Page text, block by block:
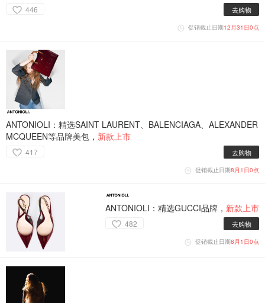
446 去购物
促销截止日期12月31日0点
ANTONIOLI：精选SAINT LAURENT、BALENCIAGA、ALEXANDER
MCQUEEN等品牌美包， 新款上市
417 去购物
促销截止日期8月1日0点
ANTONIOLI：精选GUCCI品牌， 新款上市
482 去购物
促销截止日期8月1日0点